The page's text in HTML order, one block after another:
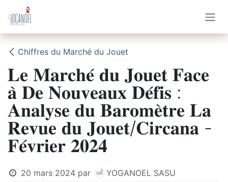
Se rendre au contenu
Chiffres du Marché du Jouet
𝐋𝐞 𝐌𝐚𝐫𝐜𝐡𝐞́ 𝐝𝐮 𝐉𝐨𝐮𝐞𝐭 𝐅𝐚𝐜𝐞
𝐚̀ 𝐃𝐞 𝐍𝐨𝐮𝐯𝐞𝐚𝐮𝐱 𝐃𝐞́𝐟𝐢𝐬 :
𝐀𝐧𝐚𝐥𝐲𝐬𝐞 𝐝𝐮 𝐁𝐚𝐫𝐨𝐦𝐞̀𝐭𝐫𝐞 𝐋𝐚
𝐑𝐞𝐯𝐮𝐞 𝐝𝐮 𝐉𝐨𝐮𝐞𝐭/𝐂𝐢𝐫𝐜𝐚𝐧𝐚 -
𝐅𝐞́𝐯𝐫𝐢𝐞𝐫 𝟐𝟎𝟐𝟒
20 mars 2024 par YOGANOEL SASU